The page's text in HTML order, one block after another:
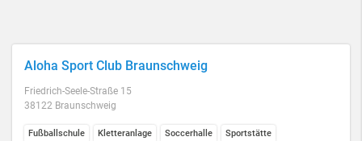
Aloha Sport Club Braunschweig
Friedrich-Seele-Straße 15
38122 Braunschweig
Fußballschule Kletteranlage Soccerhalle Sportstätte